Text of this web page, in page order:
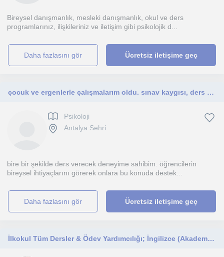
Bireysel danışmanlık, mesleki danışmanlık, okul ve ders
programlarınız, ilişkileriniz ve iletişim gibi psikolojik d...
daha fazlasını gör Ücretsiz iletişime geç
çocuk ve ergenlerle çalışmalarım oldu. sınav kaygısı, ders programı hazırlama gibi birçok alanda öğrencilerle bir araya geldim.
Psikoloji
Antalya Sehri
bire bir şekilde ders verecek deneyime sahibim. öğrencilerin
bireysel ihtiyaçlarını görerek onlara bu konuda destek...
daha fazlasını gör Ücretsiz iletişime geç
İlkokul Tüm Dersler & Ödev Yardımcılığı; İngilizce (Akademik & Pratik)